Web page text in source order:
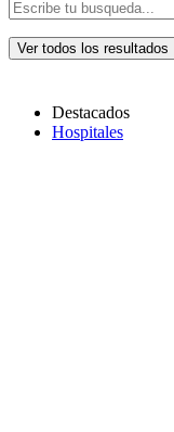
Ver todos los resultados
Destacados
Hospitales